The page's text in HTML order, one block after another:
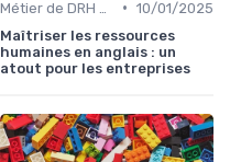
• 10/01/2025
Maîtriser les ressources
humaines en anglais : un
atout pour les entreprises